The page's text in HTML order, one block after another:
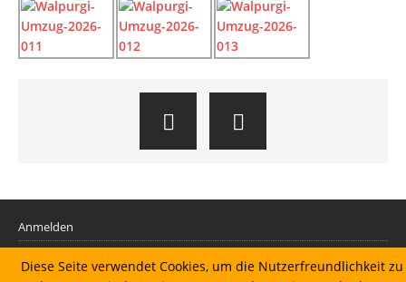
Anmelden
Datenschutzerklärung
Diese Seite verwendet Cookies, um die Nutzerfreundlichkeit zu